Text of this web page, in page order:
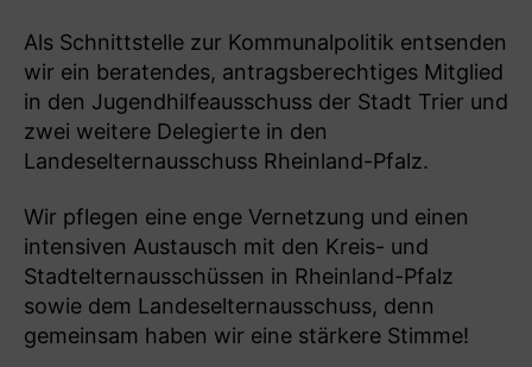
Als Schnittstelle zur Kommunalpolitik entsenden
wir ein beratendes, antragsberechtiges Mitglied
in den Jugendhilfeausschuss der Stadt Trier und
zwei weitere Delegierte in den
Landeselternausschuss Rheinland-Pfalz.
Wir pflegen eine enge Vernetzung und einen
intensiven Austausch mit den Kreis- und
Stadtelternausschüssen in Rheinland-Pfalz
sowie dem Landeselternausschuss, denn
gemeinsam haben wir eine stärkere Stimme!